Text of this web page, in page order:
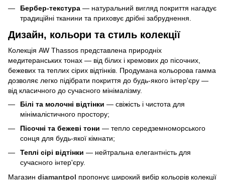
Бербер-текстура — натуральний вигляд покриття нагадує
традиційні тканини та приховує дрібні забруднення.
Дизайн, кольори та стиль колекції
Колекція AW Thassos представлена природніх
медитеранських тонах — від білих і кремових до пісочних,
бежевих та теплих сірих відтінків. Продумана кольорова гамма
дозволяє легко підібрати покриття до будь-якого інтер'єру —
від класичного до сучасного мінімалізму.
Білі та молочні відтінки — свіжість і чистота для
мінімалістичного простору;
Пісочні та бежеві тони — тепло середземноморського
сонця для будь-якої кімнати;
Теплі сірі відтінки — нейтральна елегантність для
сучасного інтер'єру.
Магазин diamantpol пропонує широкий вибір кольорів колекції